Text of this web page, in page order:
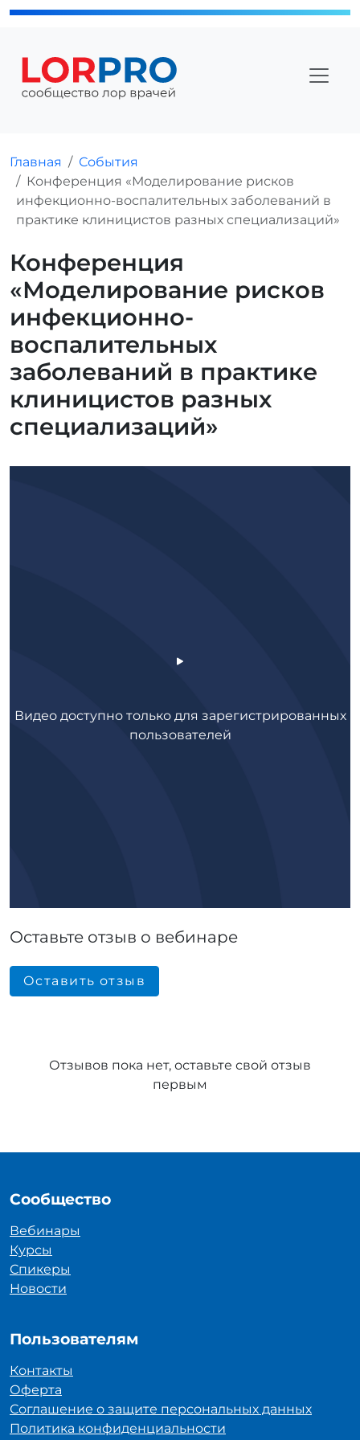
Главная
События
Конференция «Моделирование рисков
инфекционно-воспалительных заболеваний в
практике клиницистов разных специализаций»
Конференция
«Моделирование рисков
инфекционно-
воспалительных
заболеваний в практике
клиницистов разных
специализаций»
Видео доступно только для зарегистрированных
пользователей
Оставьте отзыв о вебинаре
Оставить отзыв
Отзывов пока нет, оставьте свой отзыв
первым
Сообщество
Вебинары
Курсы
Спикеры
Новости
Пользователям
Контакты
Оферта
Соглашение о защите персональных данных
Политика конфиденциальности